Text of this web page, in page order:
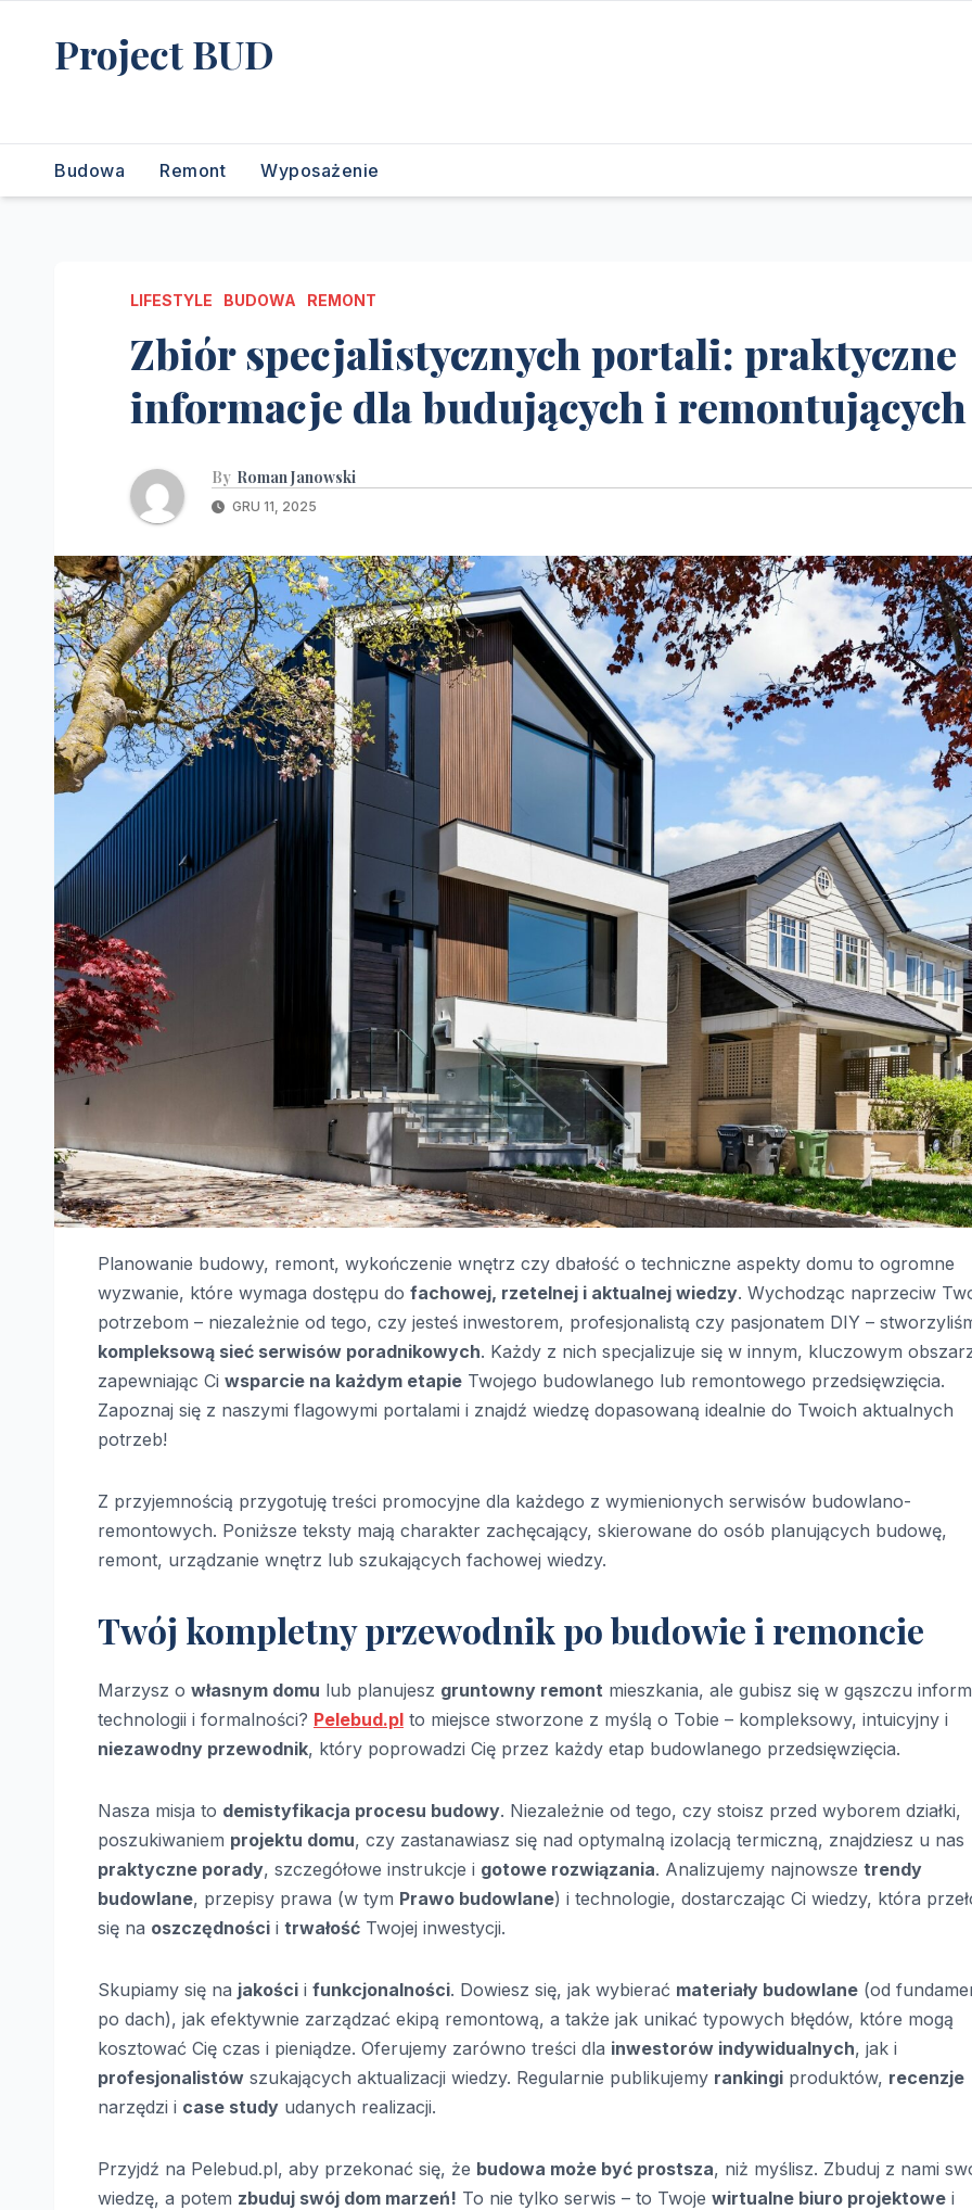
Project BUD
Budowa Remont Wyposażenie
LIFESTYLE BUDOWA REMONT
Zbiór specjalistycznych portali: praktyczne
informacje dla budujących i remontujących
By Roman Janowski
GRU 11, 2025
Planowanie budowy, remont, wykończenie wnętrz czy dbałość o techniczne aspekty domu to ogromne
wyzwanie, które wymaga dostępu do fachowej, rzetelnej i aktualnej wiedzy. Wychodząc naprzeciw
potrzebom – niezależnie od tego, czy jesteś inwestorem, profesjonalistą czy pasjonatem DIY –
kompleksową sieć serwisów poradnikowych. Każdy z nich specjalizuje się w innym, kluczowym
zapewniając Ci wsparcie na każdym etapie Twojego budowlanego lub remontowego przedsięwzięcia.
Zapoznaj się z naszymi flagowymi portalami i znajdź wiedzę dopasowaną idealnie do Twoich aktualnych
potrzeb!
Z przyjemnością przygotuję treści promocyjne dla każdego z wymienionych serwisów budowlano-
remontowych. Poniższe teksty mają charakter zachęcający, skierowane do osób planujących budowę,
remont, urządzanie wnętrz lub szukających fachowej wiedzy.
Twój kompletny przewodnik po budowie i remoncie
Marzysz o własnym domu lub planujesz gruntowny remont mieszkania, ale gubisz się w gąszczu
technologii i formalności? Pelebud.pl to miejsce stworzone z myślą o Tobie – kompleksowy, intuicyjny i
niezawodny przewodnik, który poprowadzi Cię przez każdy etap budowlanego przedsięwzięcia.
Nasza misja to demistyfikacja procesu budowy. Niezależnie od tego, czy stoisz przed wyborem działki,
poszukiwaniem projektu domu, czy zastanawiasz się nad optymalną izolacją termiczną, znajdziesz u nas
praktyczne porady, szczegółowe instrukcje i gotowe rozwiązania. Analizujemy najnowsze trendy
budowlane, przepisy prawa (w tym Prawo budowlane) i technologie, dostarczając Ci wiedzy, która
się na oszczędności i trwałość Twojej inwestycji.
Skupiamy się na jakości i funkcjonalności. Dowiesz się, jak wybierać materiały budowlane (od
po dach), jak efektywnie zarządzać ekipą remontową, a także jak unikać typowych błędów, które mogą
kosztować Cię czas i pieniądze. Oferujemy zarówno treści dla inwestorów indywidualnych, jak i
profesjonalistów szukających aktualizacji wiedzy. Regularnie publikujemy rankingi produktów, recenzje
narzędzi i case study udanych realizacji.
Przyjdź na Pelebud.pl, aby przekonać się, że budowa może być prostsza, niż myślisz. Zbuduj z nami
wiedzę, a potem zbuduj swój dom marzeń! To nie tylko serwis – to Twoje wirtualne biuro projektowe i